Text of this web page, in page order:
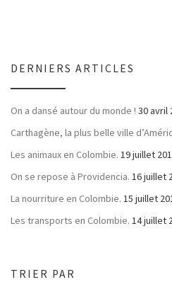
DERNIERS ARTICLES
On a dansé autour du monde ! 30 avril
Carthagène, la plus belle ville
Les animaux en Colombie. 19 juillet
On se repose à Providencia. 16 juillet
La nourriture en Colombie. 15 juillet
Les transports en Colombie. 14 juillet
TRIER PAR